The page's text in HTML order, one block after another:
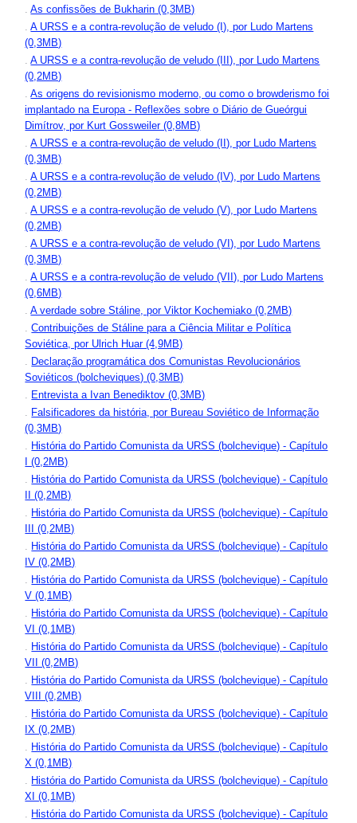
.As confissões de Bukharin (0,3MB)
.A URSS e a contra-revolução de veludo (I), por Ludo Martens
(0,3MB)
.A URSS e a contra-revolução de veludo (III), por Ludo Martens
(0,2MB)
.As origens do revisionismo moderno, ou como o browderismo foi
implantado na Europa - Reflexões sobre o Diário de Gueórgui
Dimítrov, por Kurt Gossweiler (0,8MB)
.A URSS e a contra-revolução de veludo (II), por Ludo Martens
(0,3MB)
.A URSS e a contra-revolução de veludo (IV), por Ludo Martens
(0,2MB)
.A URSS e a contra-revolução de veludo (V), por Ludo Martens
(0,2MB)
.A URSS e a contra-revolução de veludo (VI), por Ludo Martens
(0,3MB)
.A URSS e a contra-revolução de veludo (VII), por Ludo Martens
(0,6MB)
.A verdade sobre Stáline, por Viktor Kochemiako (0,2MB)
.Contribuições de Stáline para a Ciência Militar e Política
Soviética, por Ulrich Huar (4,9MB)
. Declaração programática dos Comunistas Revolucionários
Soviéticos (bolcheviques) (0,3MB)
. Entrevista a Ivan Benediktov (0,3MB)
. Falsificadores da história, por Bureau Soviético de Informação
(0,3MB)
. História do Partido Comunista da URSS (bolchevique) - Capítulo
I (0,2MB)
. História do Partido Comunista da URSS (bolchevique) - Capítulo
II (0,2MB)
. História do Partido Comunista da URSS (bolchevique) - Capítulo
III (0,2MB)
. História do Partido Comunista da URSS (bolchevique) - Capítulo
IV (0,2MB)
. História do Partido Comunista da URSS (bolchevique) - Capítulo
V (0,1MB)
. História do Partido Comunista da URSS (bolchevique) - Capítulo
VI (0,1MB)
. História do Partido Comunista da URSS (bolchevique) - Capítulo
VII (0,2MB)
. História do Partido Comunista da URSS (bolchevique) - Capítulo
VIII (0,2MB)
. História do Partido Comunista da URSS (bolchevique) - Capítulo
IX (0,2MB)
. História do Partido Comunista da URSS (bolchevique) - Capítulo
X (0,1MB)
. História do Partido Comunista da URSS (bolchevique) - Capítulo
XI (0,1MB)
. História do Partido Comunista da URSS (bolchevique) - Capítulo